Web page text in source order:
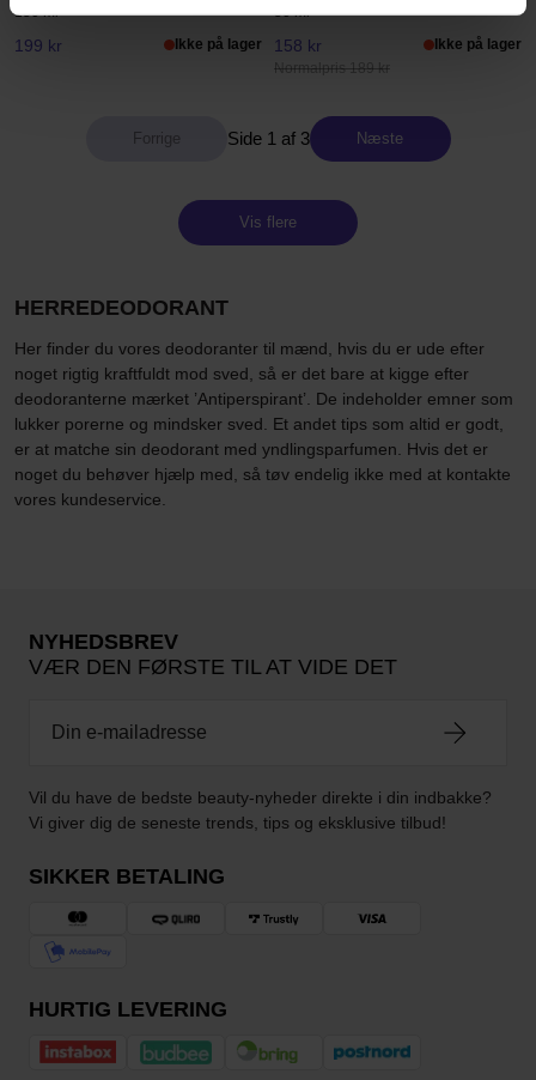
150 ml
199 kr Ikke på lager
50 ml
158 kr
Normalpris 189 kr
Ikke på lager
Side 1 af 3 Næste
Vis flere
HERREDEODORANT
Her finder du vores deodoranter til mænd, hvis du er ude efter
noget rigtig kraftfuldt mod sved, så er det bare at kigge efter
deodoranterne mærket ’Antiperspirant’. De indeholder emner som
lukker porerne og mindsker sved. Et andet tips som altid er godt,
er at matche sin deodorant med yndlingsparfumen. Hvis det er
noget du behøver hjælp med, så tøv endelig ikke med at kontakte
vores kundeservice.
NYHEDSBREV
VÆR DEN FØRSTE TIL AT VIDE DET
Vil du have de bedste beauty-nyheder direkte i din indbakke?
Vi giver dig de seneste trends, tips og eksklusive tilbud!
SIKKER BETALING
HURTIG LEVERING